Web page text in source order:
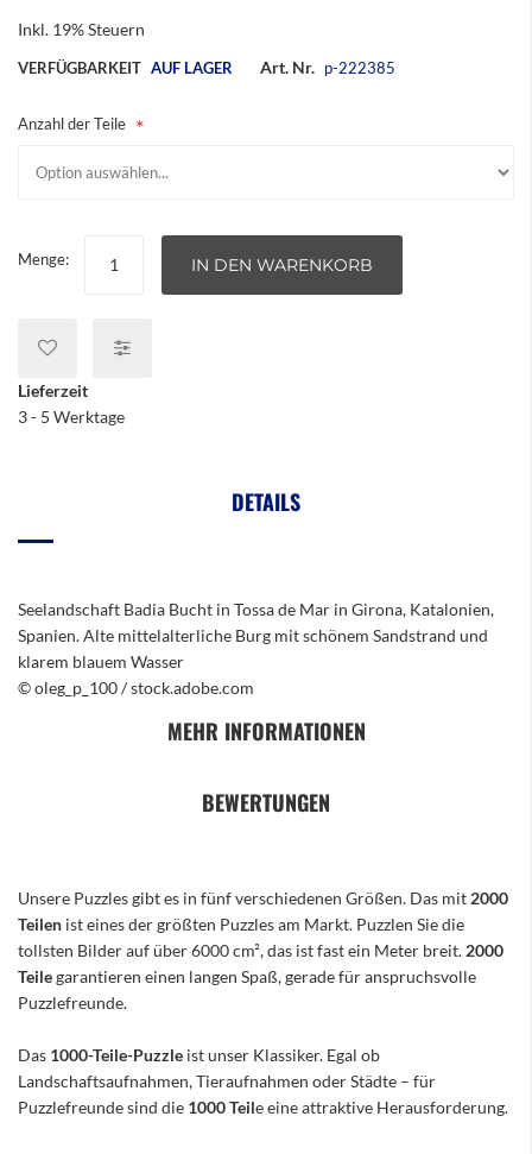
Inkl. 19% Steuern
VERFÜGBARKEIT AUF LAGER Art. Nr. p-222385
Anzahl der Teile
Menge: IN DEN WARENKORB
Lieferzeit
3 - 5 Werktage
DETAILS
Seelandschaft Badia Bucht in Tossa de Mar in Girona, Katalonien,
Spanien. Alte mittelalterliche Burg mit schönem Sandstrand und
klarem blauem Wasser
© oleg_p_100 / stock.adobe.com
MEHR INFORMATIONEN
BEWERTUNGEN
Unsere Puzzles gibt es in fünf verschiedenen Größen. Das mit 2000
Teilen ist eines der größten Puzzles am Markt. Puzzlen Sie die
tollsten Bilder auf über 6000 cm², das ist fast ein Meter breit. 2000
Teilegarantieren einen langen Spaß, gerade für anspruchsvolle
Puzzlefreunde.
Das 1000-Teile-Puzzle ist unser Klassiker. Egal ob
Landschaftsaufnahmen, Tieraufnahmen oder Städte – für
Puzzlefreunde sind die 1000 Teile eine attraktive Herausforderung.